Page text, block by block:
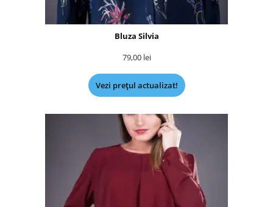
Bluza Silvia
79,00 lei
Vezi prețul actualizat!